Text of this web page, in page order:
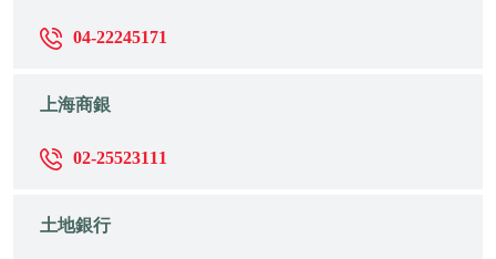
04-22245171
上海商銀
02-25523111
土地銀行